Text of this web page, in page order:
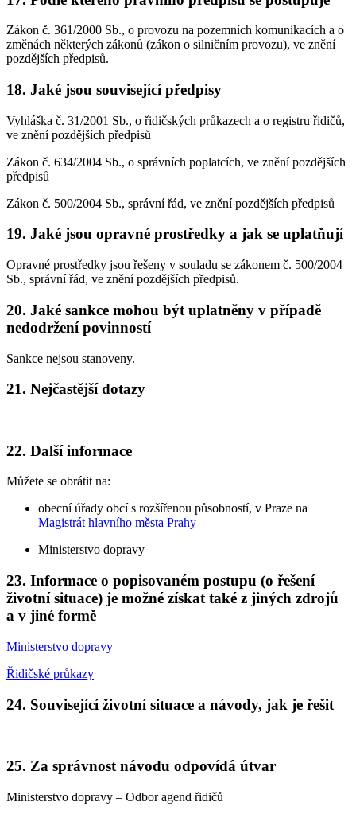
Zákon č. 361/2000 Sb., o provozu na pozemních komunikacích a o
změnách některých zákonů (zákon o silničním provozu), ve znění
pozdějších předpisů.
18. Jaké jsou související předpisy
Vyhláška č. 31/2001 Sb., o řidičských průkazech a o registru řidičů,
ve znění pozdějších předpisů
Zákon č. 634/2004 Sb., o správních poplatcích, ve znění pozdějších
předpisů
Zákon č. 500/2004 Sb., správní řád, ve znění pozdějších předpisů
19. Jaké jsou opravné prostředky a jak se uplatňují
Opravné prostředky jsou řešeny v souladu se zákonem č. 500/2004
Sb., správní řád, ve znění pozdějších předpisů.
20. Jaké sankce mohou být uplatněny v případě
nedodržení povinností
Sankce nejsou stanoveny.
21. Nejčastější dotazy
22. Další informace
Můžete se obrátit na:
obecní úřady obcí s rozšířenou působností, v Praze na
Magistrát hlavního města Prahy
Ministerstvo dopravy
23. Informace o popisovaném postupu (o řešení
životní situace) je možné získat také z jiných zdrojů
a v jiné formě
Ministerstvo dopravy
Řidičské průkazy
24. Související životní situace a návody, jak je řešit
25. Za správnost návodu odpovídá útvar
Ministerstvo dopravy – Odbor agend řidičů